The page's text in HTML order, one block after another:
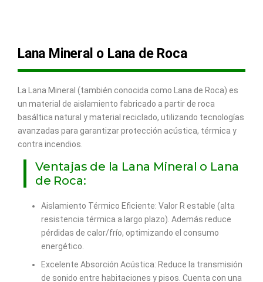
Lana Mineral o Lana de Roca
La Lana Mineral (también conocida como Lana de Roca) es
un material de aislamiento fabricado a partir de roca
basáltica natural y material reciclado, utilizando tecnologías
avanzadas para garantizar protección acústica, térmica y
contra incendios.
Ventajas de la Lana Mineral o Lana
de Roca:
Aislamiento Térmico Eficiente: Valor R estable (alta
resistencia térmica a largo plazo). Además reduce
pérdidas de calor/frío, optimizando el consumo
energético.
Excelente Absorción Acústica: Reduce la transmisión
de sonido entre habitaciones y pisos. Cuenta con una